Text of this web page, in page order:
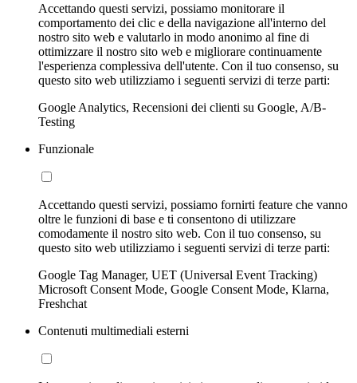
Accettando questi servizi, possiamo monitorare il
comportamento dei clic e della navigazione all'interno del
nostro sito web e valutarlo in modo anonimo al fine di
ottimizzare il nostro sito web e migliorare continuamente
l'esperienza complessiva dell'utente. Con il tuo consenso, su
questo sito web utilizziamo i seguenti servizi di terze parti:
Google Analytics, Recensioni dei clienti su Google, A/B-
Testing
Funzionale
Accettando questi servizi, possiamo fornirti feature che vanno
oltre le funzioni di base e ti consentono di utilizzare
comodamente il nostro sito web. Con il tuo consenso, su
questo sito web utilizziamo i seguenti servizi di terze parti:
Google Tag Manager, UET (Universal Event Tracking)
Microsoft Consent Mode, Google Consent Mode, Klarna,
Freshchat
Contenuti multimediali esterni